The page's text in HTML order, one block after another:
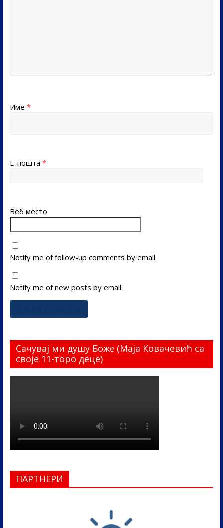
Име *
Е-пошта *
Веб место
Notify me of follow-up comments by email.
Notify me of new posts by email.
Сачувај ми душу Боже (Маја Ковачевић са
своје 11-торо деце)
ПАРТНЕРИ